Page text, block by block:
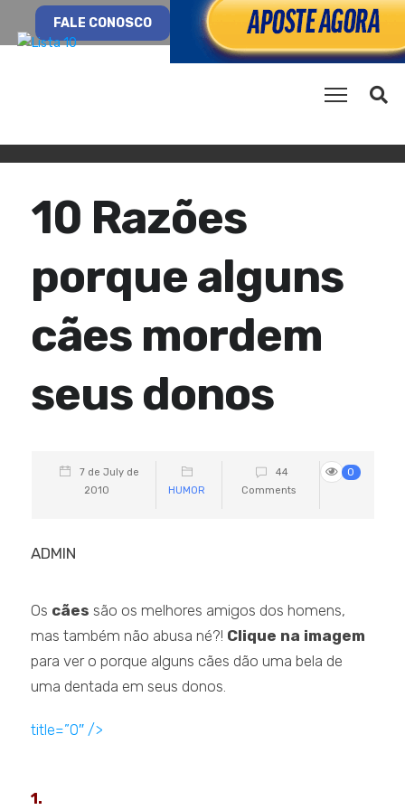
FALE CONOSCO
10 Razões
porque alguns
cães mordem
seus donos
7 de July de
2010
HUMOR
44
Comments
0
ADMIN
Os cãessão os melhores amigos dos homens,
mas também não abusa né?! Clique na imagem
para ver o porque alguns cães dão uma bela de
uma dentada em seus donos.
title=”0″ />
1.